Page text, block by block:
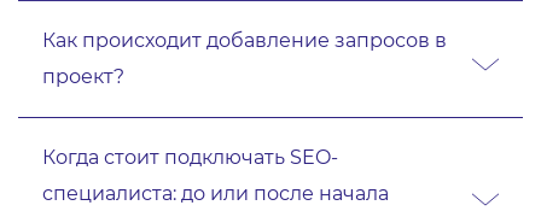
Как происходит добавление запросов в
проект?
Когда стоит подключать SEO-
специалиста: до или после начала